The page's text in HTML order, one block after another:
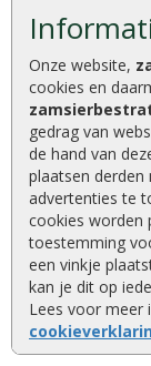
Onze website,
cookies en
gedrag van
de hand van
plaatsen
advertenties te
cookies worden
toestemming
een vinkje
kan je dit op
Lees voor meer